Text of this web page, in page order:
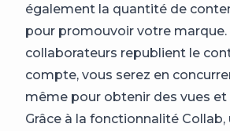
également la quantité de
pour promouvoir votre marque.
collaborateurs republient le
compte, vous serez en
même pour obtenir des vues et
Grâce à la fonctionnalité Collab,